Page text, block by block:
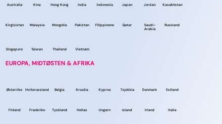
Australia Kina Hong Kong India Indonesia Japan Jordan Kasakhstan
Kirgisistan Malaysia Mongolia Pakistan Filippinene Qatar
Saudi-
Arabia
Russland
Singapore Taiwan Thailand Vietnam
EUROPA, MIDTØSTEN & AFRIKA
Østerrike Hviterussland Belgia Kroatia Kypros Tsjekkia Danmark Estland
Finland Frankrike Tyskland Hellas Ungarn Island Irland Italia